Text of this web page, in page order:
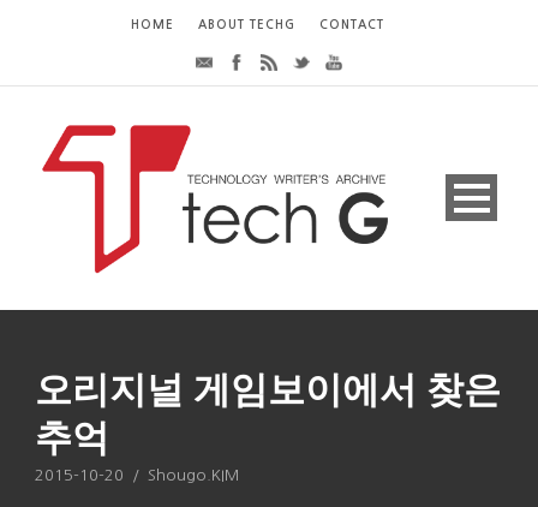
HOME ABOUT TECHG CONTACT
오리지널 게임보이에서 찾은
추억
2015-10-20 / Shougo.KIM